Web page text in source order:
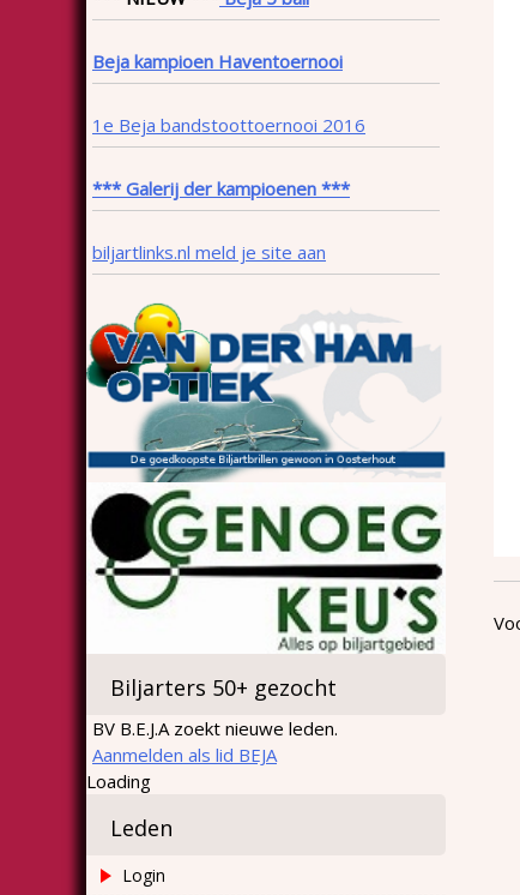
Beja kampioen Haventoernooi
1e Beja bandstoottoernooi 2016
*** Galerij der kampioenen ***
biljartlinks.nl meld je site aan
Biljarters 50+ gezocht
BV B.E.J.A zoekt nieuwe leden.
Aanmelden als lid BEJA
Loading
Leden
Login